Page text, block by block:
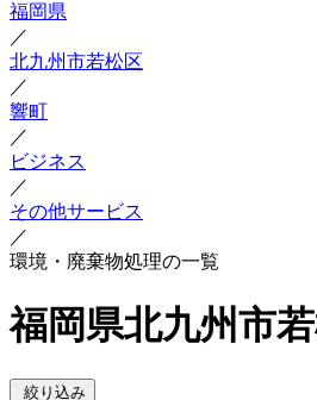
福岡県
／
北九州市若松区
／
響町
／
ビジネス
／
その他サービス
／
環境・廃棄物処理の一覧
福岡県北九州市
絞り込み